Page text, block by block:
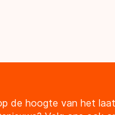
de hoogte van het